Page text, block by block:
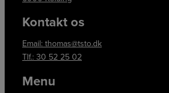
Kontakt os
Email: thomas@tsto.dk
Tlf.: 30 52 25 02
Menu